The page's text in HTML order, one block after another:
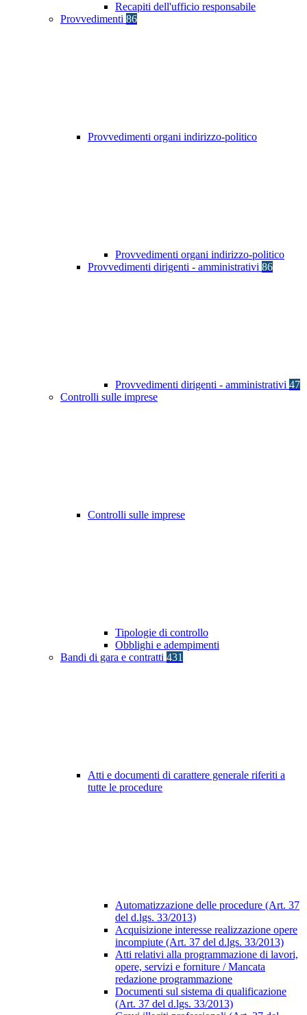
Recapiti dell'ufficio responsabile
Provvedimenti 86
Provvedimenti organi indirizzo-politico
Provvedimenti organi indirizzo-politico
Provvedimenti dirigenti - amministrativi 86
Provvedimenti dirigenti - amministrativi 47
Controlli sulle imprese
Controlli sulle imprese
Tipologie di controllo
Obblighi e adempimenti
Bandi di gara e contratti 431
Atti e documenti di carattere generale riferiti a
tutte le procedure
Automatizzazione delle procedure (Art. 37
del d.lgs. 33/2013)
Acquisizione interesse realizzazione opere
incompiute (Art. 37 del d.lgs. 33/2013)
Atti relativi alla programmazione di lavori,
opere, servizi e forniture / Mancata
redazione programmazione
Documenti sul sistema di qualificazione
(Art. 37 del d.lgs. 33/2013)